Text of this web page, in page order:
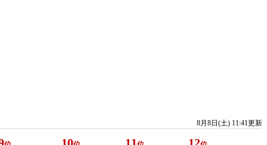
8月8日(土) 11:41更新